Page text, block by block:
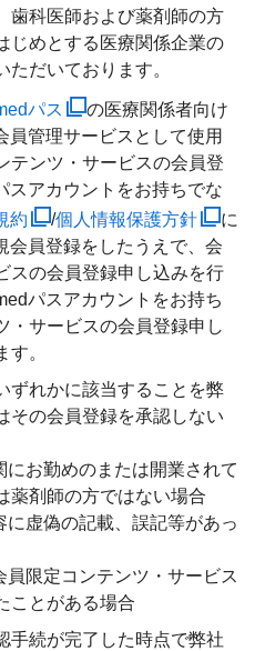
歯科医師および薬剤師の方
じめとする医療関係企業の
だいております。
パス
の医療関係者向け
員管理サービスとして使用
テンツ・サービスの会員登
スアカウントをお持ちでな
約 /個人情報保護方針
に
会員登録をしたうえで、会
スの会員登録申し込みを行
パスアカウントをお持ち
・サービスの会員登録申し
。
ずれかに該当することを弊
その会員登録を承認しない
にお勤めのまたは開業されて
薬剤師の方ではない場合
に虚偽の記載、誤記等があっ
員限定コンテンツ・サービス
ことがある場合
手続が完了した時点で弊社